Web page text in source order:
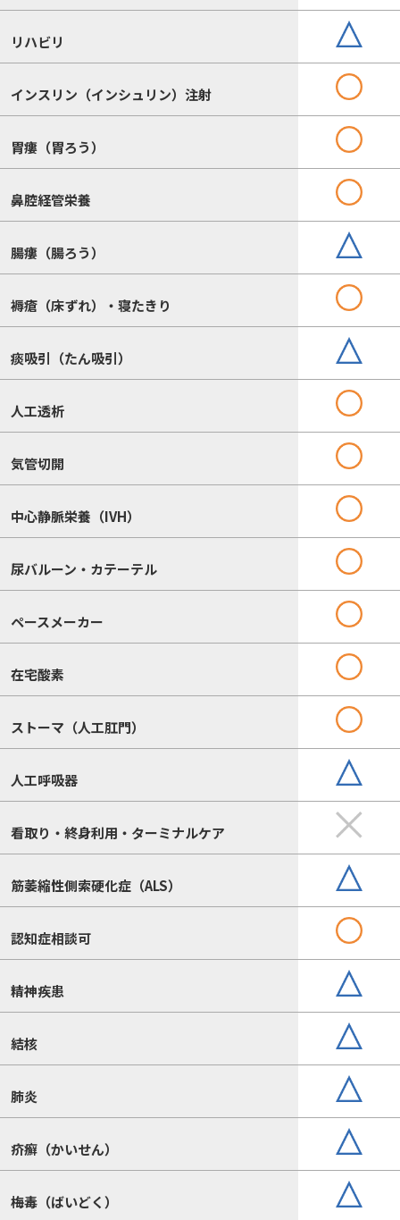
リハビリ
インスリン（インシュリン）注射
胃瘻（胃ろう）
鼻腔経管栄養
腸瘻（腸ろう）
褥瘡（床ずれ）・寝たきり
痰吸引（たん吸引）
人工透析
気管切開
中心静脈栄養（IVH）
尿バルーン・カテーテル
ペースメーカー
在宅酸素
ストーマ（人工肛門）
人工呼吸器
看取り・終身利用・ターミナルケア
筋萎縮性側索硬化症（ALS）
認知症相談可
精神疾患
結核
肺炎
疥癬（かいせん）
梅毒（ばいどく）